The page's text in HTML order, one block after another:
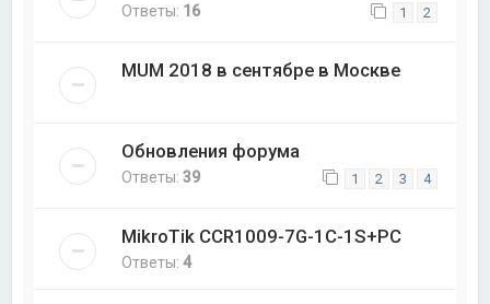
Ответы: 16 1 2
MUM 2018 в сентябре в Москве
Обновления форума
Ответы:39 1 2 3 4
MikroTik CCR1009-7G-1C-1S+PC
Ответы:4